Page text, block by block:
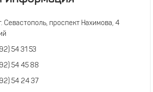
Севастополь, проспект Нахимова, 4
54 31 53
54 45 88
54 24 37